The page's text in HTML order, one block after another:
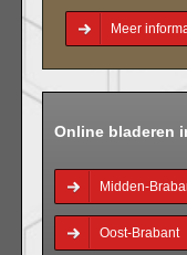
Meer
Online bladeren
Midden-
Oost-Brabant